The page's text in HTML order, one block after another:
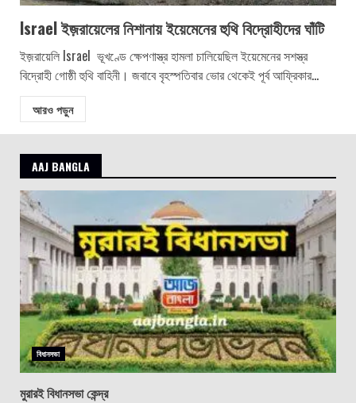
Israel ইজ়রায়েলের নিশানায় ইয়েমেনের হুথি বিদ্রোহীদের ঘাঁটি
ইজ়রায়েলি Israel ভূখণ্ডে ক্ষেপণাস্ত্র হামলা চালিয়েছিল ইয়েমেনের সশস্ত্র
বিদ্রোহী গোষ্ঠী হুথি বাহিনী। জবাবে বৃহস্পতিবার ভোর থেকেই পূর্ব আফ্রিকার...
আরও পড়ুন
AAJ BANGLA
বিধানসভা
মুরারই বিধানসভা কেন্দ্র